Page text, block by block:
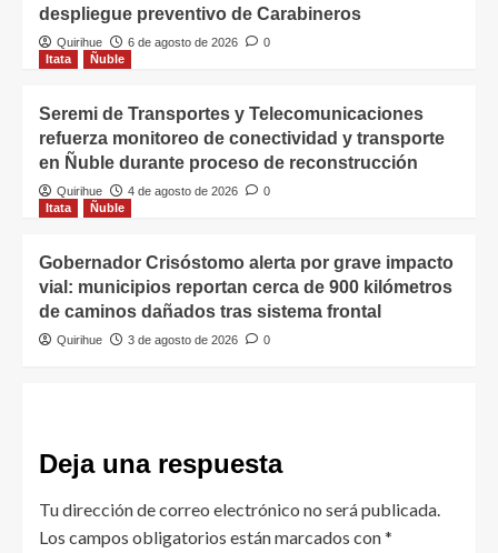
despliegue preventivo de Carabineros
Quirihue 6 de agosto de 2026
0
Itata
Ñuble
Seremi de Transportes y Telecomunicaciones
refuerza monitoreo de conectividad y transporte
en Ñuble durante proceso de reconstrucción
Quirihue 4 de agosto de 2026
0
Itata
Ñuble
Gobernador Crisóstomo alerta por grave impacto
vial: municipios reportan cerca de 900 kilómetros
de caminos dañados tras sistema frontal
Quirihue 3 de agosto de 2026 0
Deja una respuesta
Tu dirección de correo electrónico no será publicada.
Los campos obligatorios están marcados con*